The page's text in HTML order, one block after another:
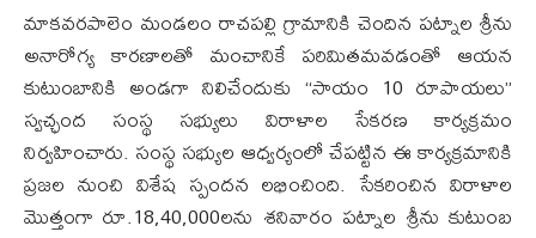
మాకవరపాలెం మండలం రాచపల్లి గ్రామానికి చెందిన పట్నాల శ్రీను
అనారోగ్య కారణాలతో మంచానికే పరిమితమవడంతో ఆయన
కుటుంబానికి అండగా నిలిచేందుకు “సాయం 10 రూపాయలు”
స్వచ్ఛంద సంస్థ సభ్యులు విరాళాల సేకరణ కార్యక్రమం
నిర్వహించారు. సంస్థ సభ్యుల ఆధ్వర్యంలో చేపట్టిన ఈ కార్యక్రమానికి
ప్రజల నుంచి విశేష స్పందన లభించింది. సేకరించిన విరాళాల
మొత్తంగా రూ.18,40,000లను శనివారం పట్నాల శ్రీను కుటుంబ